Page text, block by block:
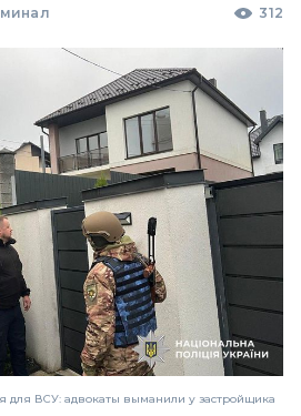
312
для ВСУ: адвокаты выманили у застройщика